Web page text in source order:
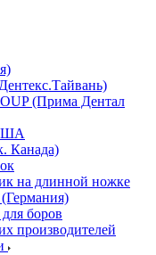
(Прима Дентал
Канада)
на длинной ножке
боров
производителей